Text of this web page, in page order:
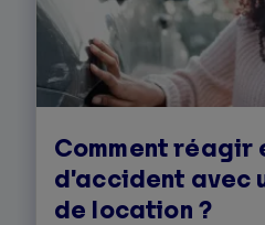
Comment réagir
d’accident avec
de location ?